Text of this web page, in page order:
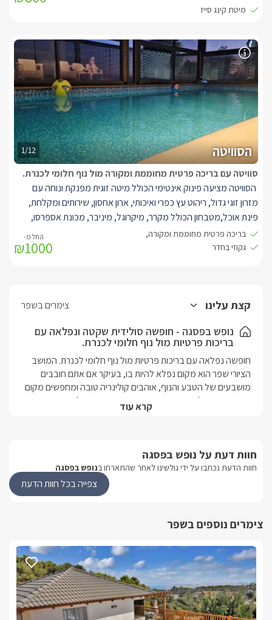
1/12 הסוויטה
סוויטה עם בריכה פרטית מחוממת ומקורה מול נוף חלומי לכנרת.
הסוויטה מציעה פינוק אינטימי הכולל מיטה זוגית מפנקת ונוחה עם
מזרון זוגי גדול, ריהוט עץ כפרי ואיכותי, ארון אחסון, שירותים ומקלחת,
פינת אוכל,מטבחון הכולל מקרר, מיקרוגל, מיניבר, מכונת אספרסו,
פינת קפה ותה, כלי הגשה. הסוויטה בנויה בשיטת open space כך
שהיא מאפשרת למסך הטלוויזיה להתכוונן לאן שתרצו ולתחושת מרחב
מוצלת בעיצוב לבן הממוקמים על דק עץ גבוה מעל פני הנוף הירוק
בריכה פרטית מחוממת ומקורה,
גקוזי בחדר
₪1000
במתחם ומציע בריכה גדולה ומפנקת המסתתרת בין חורשים גליליים
מיטת קינג סייז
קצת עלינו צימרים בשפר
נופש בפסגה - חופשה סולידית שקטה ונפלאה עם
בריכות פרטיות מול נוף חלומי לכנרת.
מדהימים לטיול רומנטי ולפיקניק בחיק הטבע, שפע טיולי שטח
בטרקטורונים, ג'יפים, רכיבה על סוסים, מבחר מסעדות, יקבים
בהירה ומוארת, עם מתחם גן פרטי הכולל בריכה חלומית וג'קוזי
ספא.הבקתות – 2 בקתות עץ בקו עיצוב כפרי-רומנטי, עם בריכה
חיצונית משותפת.בסיס האירוחלינה + בקבוק יין משובח, ערכת
שתייה חמה וחלב, שוקולדים, גינת צמחי תבלין שונים ומגוונים, חלוקי
רחצה מגבות גוף, תמרוקים וסבונים.בתיאום מראש ניתן להזמין
ארוחת בוקר מפנקת הכוללת: חביתות, גבינות, לחמים, סלטים,
קרא עוד
חוות דעת על נופש בפסגה
חוות הדעת נכתבו על ידי גולשינו לאחר שהתארחו בנופש בפסגה
צפייה בכל חוות הדעת
צימרים נוספים בשפר